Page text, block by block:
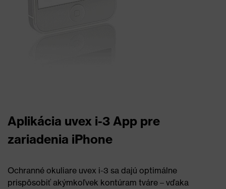
Aplikácia uvex i-3 App pre
zariadenia iPhone
Ochranné okuliare uvex i-3 sa dajú optimálne
prispôsobiť akýmkoľvek kontúram tváre – vďaka